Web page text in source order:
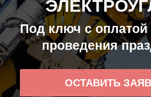
Под ключ с оплатой
проведения
ОСТАВИТЬ